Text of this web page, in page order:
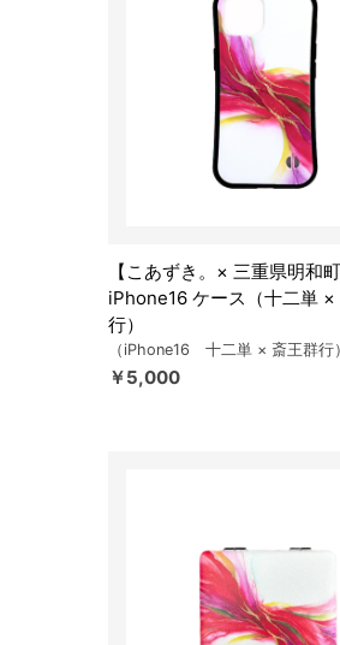
【こあずき。× 三重県明和町
iPhone16 ケース（十二単 ×
行）
（iPhone16 十二単 × 斎王群行）
￥5,000